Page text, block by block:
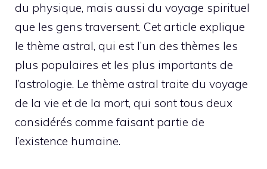
du physique, mais aussi du voyage spirituel
que les gens traversent. Cet article explique
le thème astral, qui est l’un des thèmes les
plus populaires et les plus importants de
l’astrologie. Le thème astral traite du voyage
de la vie et de la mort, qui sont tous deux
considérés comme faisant partie de
l’existence humaine.